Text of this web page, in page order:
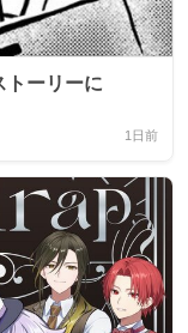
トーリーに
1日前